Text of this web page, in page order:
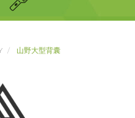
山野大型背囊